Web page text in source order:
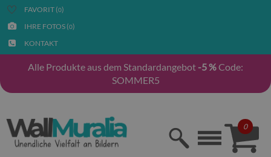
FAVORIT (0)
IHRE FOTOS (0)
KONTAKT
Alle Produkte aus dem Standardangebot -5 %Code:
SOMMER5
0